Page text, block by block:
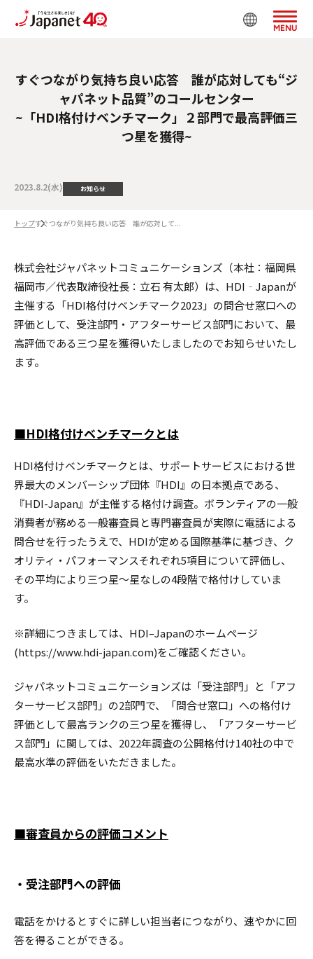
MENU
すぐつながり気持ち良い応答 誰が応対しても“ジ
ャパネット品質”のコールセンター
~「HDI格付けベンチマーク」２部門で最高評価三
つ星を獲得~
2023.8.2(水) お知らせ
トップすぐつながり気持ち良い応答 誰が応対して...
株式会社ジャパネットコミュニケーションズ（本社：福岡県
福岡市／代表取締役社⻑：立石 有太郎）は、HDI‐Japanが
主催する「HDI格付けベンチマーク2023」の問合せ窓口への
評価として、受注部門・アフターサービス部門において、最
高評価である三つ星を獲得いたしましたのでお知らせいたし
ます。
■HDI格付けベンチマークとは
HDI格付けベンチマークとは、サポートサービスにおける世
界最大のメンバーシップ団体『HDI』の日本拠点である、
『HDI-Japan』が主催する格付け調査。ボランティアの一般
消費者が務める一般審査員と専門審査員が実際に電話による
問合せを行ったうえで、HDIが定める国際基準に基づき、ク
オリティ・パフォーマンスそれぞれ5項目について評価し、
その平均により三つ星～星なしの4段階で格付けしていま
す。
※詳細につきましては、HDI–Japanのホームページ
(https://www.hdi-japan.com)をご確認ください。
ジャパネットコミュニケーションズは「受注部門」と「アフ
ターサービス部門」の2部門で、「問合せ窓口」への格付け
評価として最高ランクの三つ星を獲得し、「アフターサービ
ス部門」に関しては、2022年調査の公開格付け140社の中で
最高水準の評価をいただきました。
■審査員からの評価コメント
・受注部門への評価
電話をかけるとすぐに詳しい担当者につながり、速やかに回
答を得ることができる。